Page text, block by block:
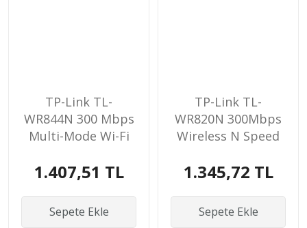
TP-Link TL-
WR844N 300 Mbps
Multi-Mode Wi-Fi
1.407,51 TL
Sepete Ekle
TP-Link TL-
WR820N 300Mbps
Wireless N Speed
1.345,72 TL
Sepete Ekle